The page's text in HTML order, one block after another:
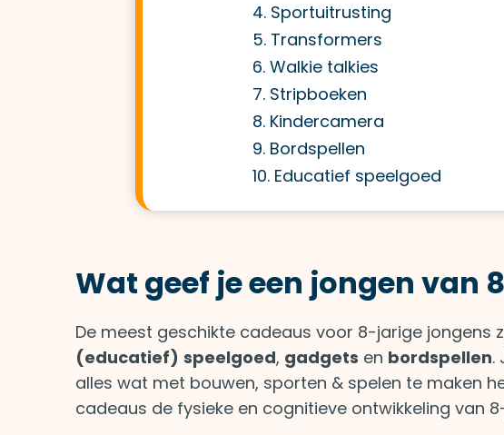
4. Sportuitrusting
5. Transformers
6. Walkie talkies
7. Stripboeken
8. Kindercamera
9. Bordspellen
10. Educatief speelgoed
Wat geef je een jongen van
De meest geschikte cadeaus voor 8-jarige jongens
(educatief) speelgoed, gadgets en bordspellen.
alles wat met bouwen, sporten & spelen te maken
cadeaus de fysieke en cognitieve ontwikkeling van